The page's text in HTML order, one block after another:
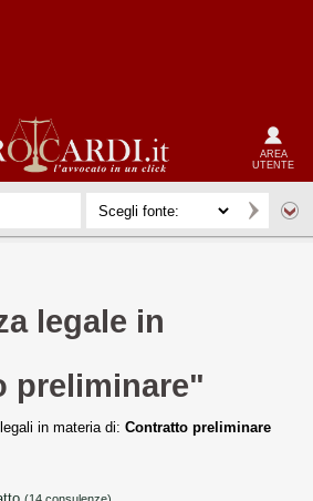
AREA
UTENTE
legale in
preliminare"
in materia di: Contratto preliminare